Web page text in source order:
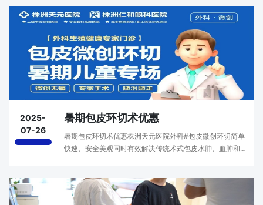
2025-
07-26
暑期包皮环切术优惠
暑期包皮环切术优惠株洲天元医院外科#包皮微创环切简单
快速、安全美观同时有效解决传统术式包皮水肿、血肿和疼